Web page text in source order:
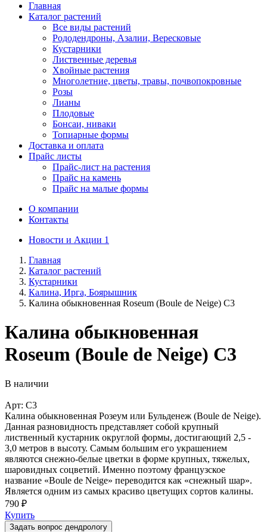
Главная
Каталог растений
Все виды растений
Рододендроны, Азалии, Вересковые
Кустарники
Лиственные деревья
Хвойные растения
Многолетние, цветы, травы, почвопокровные
Розы
Лианы
Плодовые
Бонсаи, ниваки
Топиарные формы
Доставка и оплата
Прайс листы
Прайс-лист на растения
Прайс на камень
Прайс на малые формы
О компании
Контакты
Новости и Акции 1
Главная
Каталог растений
Кустарники
Калина, Ирга, Боярышник
Калина обыкновенная Roseum (Boule de Neige) C3
Калина обыкновенная
Roseum (Boule de Neige) C3
В наличии
Арт: C3
Калина обыкновенная Розеум или Бульденеж (Boule de Neige).
Данная разновидность представляет собой крупный
лиственный кустарник округлой формы, достигающий 2,5 -
3,0 метров в высоту. Самым большим его украшением
являются снежно-белые цветки в форме крупных, тяжелых,
шаровидных соцветий. Именно поэтому французское
название «Boule de Neige» переводится как «снежный шар».
Является одним из самых красиво цветущих сортов калины.
790 ₽
Купить
Задать вопрос дендрологу